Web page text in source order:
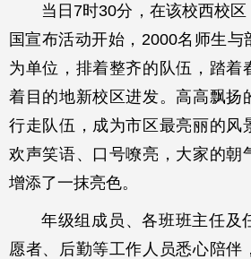
当日7时30分，在该校西校
国宣布活动开始，2000名师生与
为单位，排着整齐的队伍，踏着
着目的地新校区进发。高高飘扬
行走队伍，成为市区最亮丽的风
欢声笑语、口号嘹亮，大家的朝
增添了一抹亮色。
年级组成员、各班班主任及
愿者、后勤等工作人员悉心陪伴